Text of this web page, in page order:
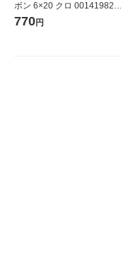
ボン 6×20 クロ 001419820
1巻
770円